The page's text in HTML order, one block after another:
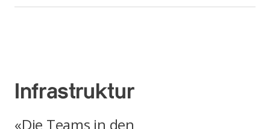
Infrastruktur
«Die Teams in den